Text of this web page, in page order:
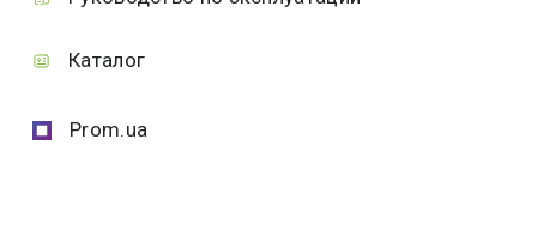
Каталог
Prom.ua